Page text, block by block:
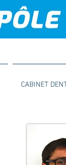
CABINET